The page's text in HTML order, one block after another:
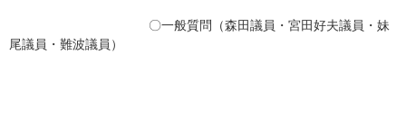
〇一般質問（森田議員・宮田好夫議員・妹
尾議員・難波議員）